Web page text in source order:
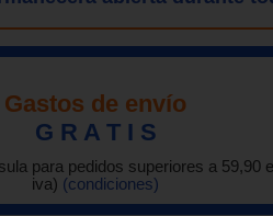
Gastos de envío
G R A T I S
para pedidos superiores a 59,90
iva) (condiciones)